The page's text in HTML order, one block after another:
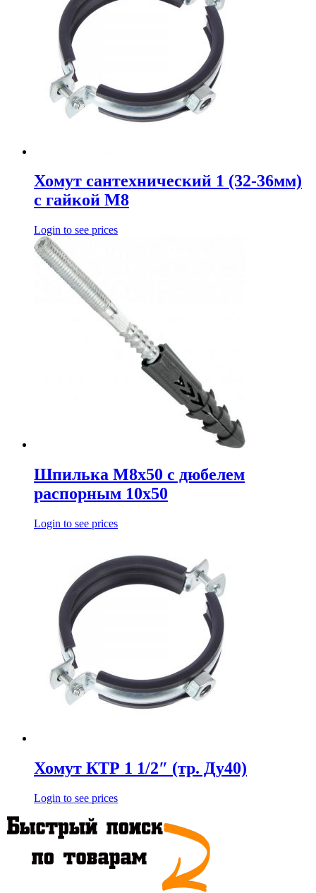
Хомут сантехнический 1 (32-36мм)
с гайкой М8
Login to see prices
Шпилька М8х50 с дюбелем
распорным 10х50
Login to see prices
Хомут КТР 1 1/2″ (тр. Ду40)
Login to see prices